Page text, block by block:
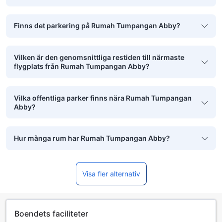
Finns det parkering på Rumah Tumpangan Abby?
Vilken är den genomsnittliga restiden till närmaste
flygplats från Rumah Tumpangan Abby?
Vilka offentliga parker finns nära Rumah Tumpangan
Abby?
Hur många rum har Rumah Tumpangan Abby?
Visa fler alternativ
Boendets faciliteter